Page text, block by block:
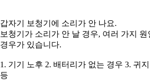
갑자기 보청기에 소리가 안 나요.
보청기가 소리가 안 날 경우, 여러 가지
경우가 있습니다.
1. 기기 노후 2. 배터리가 없는 경우 3. 귀
등